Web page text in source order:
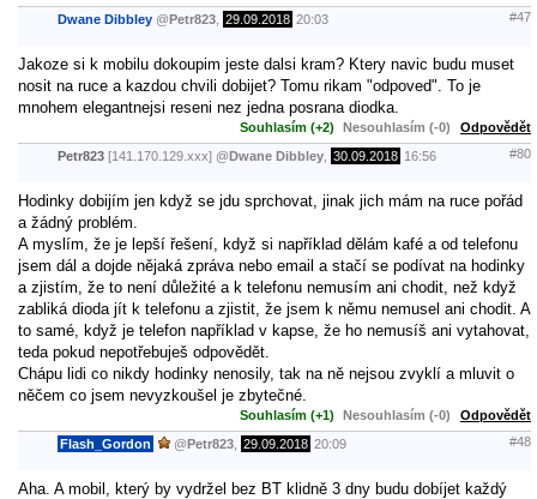
Dwane Dibbley @Petr823 29.09.2018 20:03 #47
Jakoze si k mobilu dokoupim jeste dalsi kram? Ktery navic budu muset
nosit na ruce a kazdou chvili dobijet? Tomu rikam "odpoved". To je
mnohem elegantnejsi reseni nez jedna posrana diodka.
Souhlasím (+2) Nesouhlasím (-0) Odpovědět
Petr823 [141.170.129.xxx] @Dwane Dibbley 30.09.2018 16:56 #80
Hodinky dobijím jen když se jdu sprchovat, jinak jich mám na ruce pořád
a žádný problém.
A myslím, že je lepší řešení, když si například dělám kafé a od telefonu
jsem dál a dojde nějaká zpráva nebo email a stačí se podívat na hodinky
a zjistím, že to není důležité a k telefonu nemusím ani chodit, než když
zabliká dioda jít k telefonu a zjistit, že jsem k němu nemusel ani chodit. A
to samé, když je telefon například v kapse, že ho nemusíš ani vytahovat,
teda pokud nepotřebuješ odpovědět.
Chápu lidi co nikdy hodinky nenosily, tak na ně nejsou zvyklí a mluvit o
něčem co jsem nevyzkoušel je zbytečné.
Souhlasím (+1) Nesouhlasím (-0) Odpovědět
Flash_Gordon @Petr823 29.09.2018 20:09 #48
Aha. A mobil, který by vydržel bez BT klidně 3 dny budu dobíjet každý